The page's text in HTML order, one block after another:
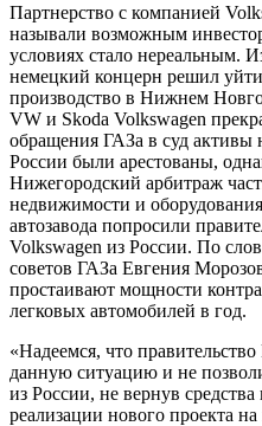
Партнерство с компанией
называли возможным
условиях стало нереальным.
немецкий концерн решил
производство в Нижнем
VW и Skoda Volkswagen
обращения ГАЗа в суд активы
России были арестованы,
Нижегородский арбитраж
недвижимости и
автозавода попросили
Volkswagen из России. По
советов ГАЗа Евгения
простаивают мощности
легковых автомобилей в год.
«Надеемся, что
данную ситуацию и не
из России, не вернув
реализации нового проекта